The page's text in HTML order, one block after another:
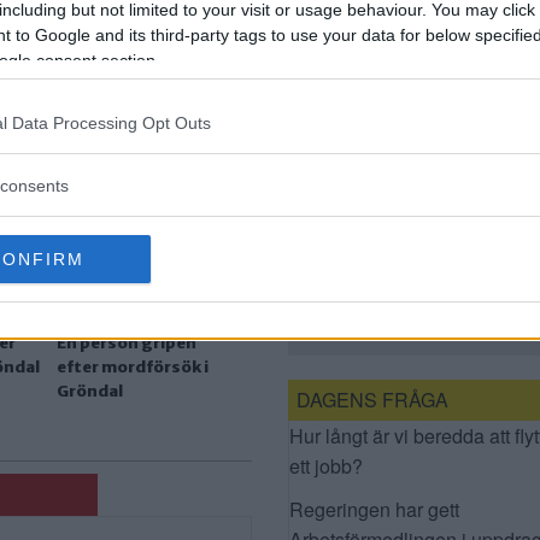
but not limited to your visit or usage behaviour. You may
to Google and its third-party tags to use your data for below
consent section.
Data Processing Opt Outs
En person gripen
efter mordförsök i
Gröndal
GRÖNDAL
DAGENS FRÅGA
Hur långt är vi beredda att
ett jobb?
Regeringen har gett